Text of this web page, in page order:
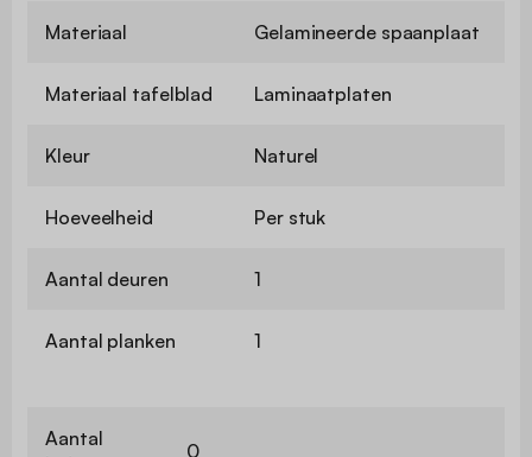
Materiaal Gelamineerde spaanplaat
Materiaal tafelblad Laminaatplaten
Kleur Naturel
Hoeveelheid Per stuk
Aantal deuren 1
Aantal planken 1
Aantal
0